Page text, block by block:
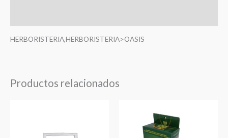
HERBORISTERIA,HERBORISTERIA>OASIS
Productos relacionados